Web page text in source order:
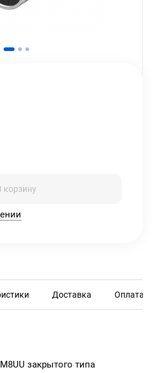
корзину
Доставка Оплата
закрытого типа